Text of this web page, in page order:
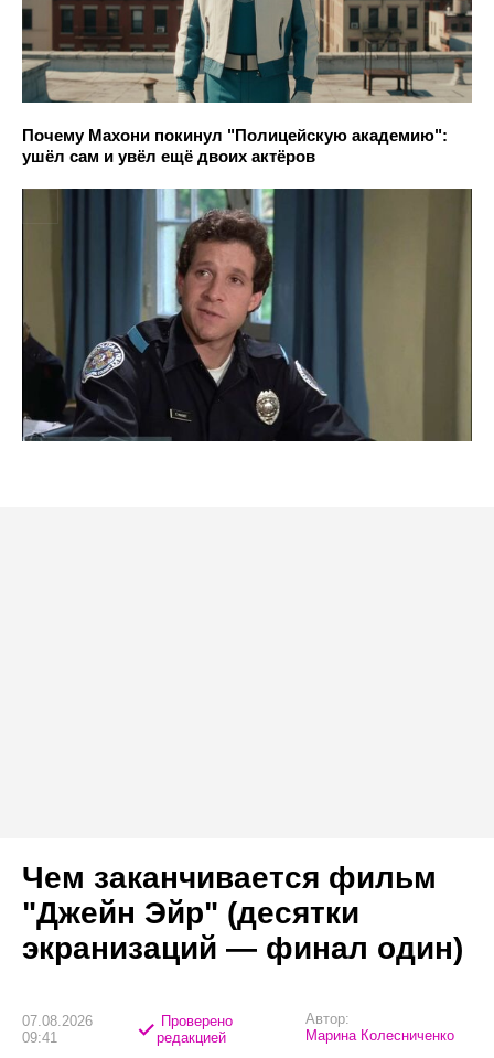
Почему Махони покинул "Полицейскую академию":
ушёл сам и увёл ещё двоих актёров
Чем заканчивается фильм
"Джейн Эйр" (десятки
экранизаций — финал один)
07.08.2026
09:41
Проверено
редакцией
Автор:
Марина Колесниченко